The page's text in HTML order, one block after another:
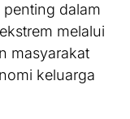
penting dalam
melalui
masyarakat
keluarga